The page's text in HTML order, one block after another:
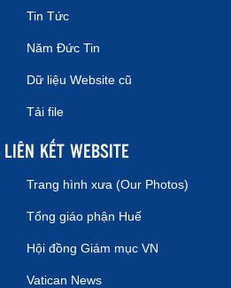
Tin Tức
Năm Đức Tin
Dữ liệu Website cũ
Tải file
LIÊN KẾT WEBSITE
Trang hình xưa (Our Photos)
Tổng giáo phận Huế
Hội đồng Giám mục VN
Vatican News